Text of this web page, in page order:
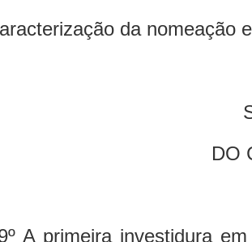
da nomeação
DO
A primeira investidura